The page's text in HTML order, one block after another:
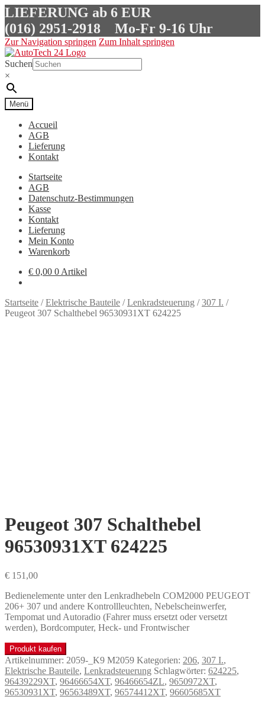
LIEFERUNG ab 6 EUR
(016) 2951-2918 Mo-Fr 9-16 Uhr
Zur Navigation springen Zum Inhalt springen
Suchen
×
Menü
Accueil
AGB
Lieferung
Kontakt
Startseite
AGB
Datenschutz-Bestimmungen
Kasse
Kontakt
Lieferung
Mein Konto
Warenkorb
€ 0,00 0 Artikel
Startseite /Elektrische Bauteile /Lenkradsteuerung /307 I. /
Peugeot 307 Schalthebel 96530931XT 624225
Peugeot 307 Schalthebel
96530931XT 624225
€ 151,00
Bedienelemente unter den Lenkradhebeln COM2000 PEUGEOT
206+ 307 und andere Kontrollleuchten, Nebelscheinwerfer,
Tempomat und Autoradio (Fahrer muss ersetzt oder versetzt
werden), Bordcomputer, Heck- und Frontwischer
Produkt kaufen
Artikelnummer: 2059-_K9 M2059 Kategorien: 206, 307 I.,
Elektrische Bauteile, Lenkradsteuerung Schlagwörter: 624225,
96439229XT, 96466654XT, 96466654ZL, 9650972XT,
96530931XT, 96563489XT, 96574412XT, 96605685XT